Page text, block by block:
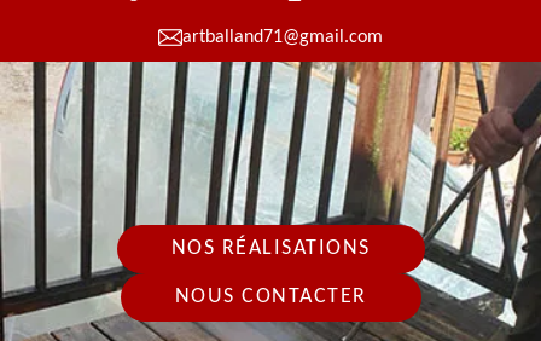
artballand71@gmail.com
NOS RÉALISATIONS
NOUS CONTACTER